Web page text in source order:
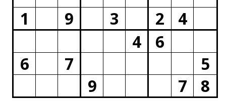
1
9 3 2
4
4
6
6
7
5
9
7 8